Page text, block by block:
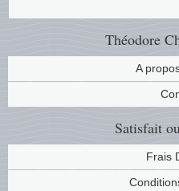
Théodore
A
Satisfait
Frais